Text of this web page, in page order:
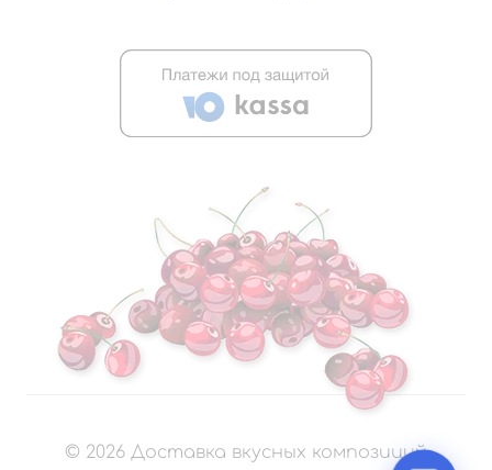
© 2026 Доставка вкусных композиций